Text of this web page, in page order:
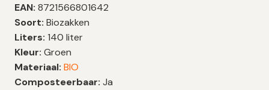
EAN: 8721566801642
Soort: Biozakken
Liters: 140 liter
Kleur: Groen
Materiaal: BIO
Composteerbaar: Ja